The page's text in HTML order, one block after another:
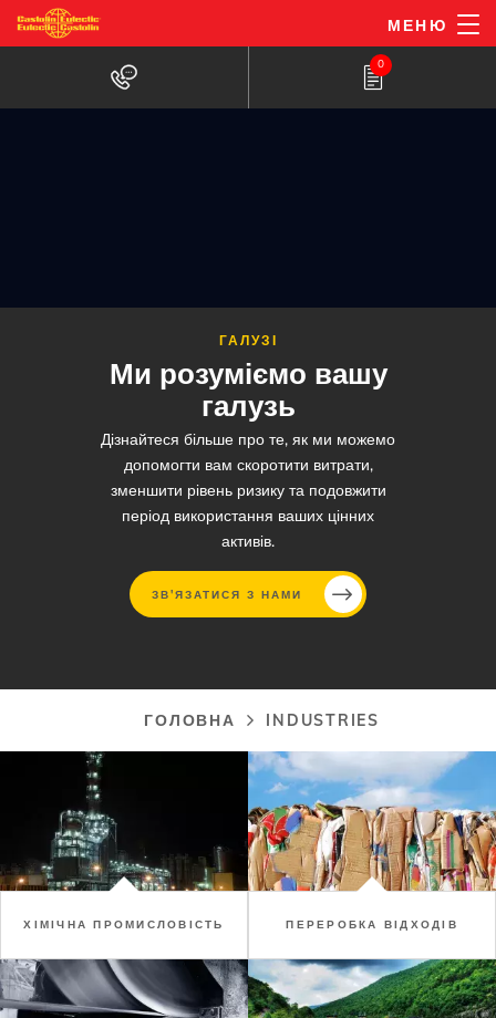
Перейти
до
вмісту
МЕНЮ
0
ГАЛУЗІ
Ми розуміємо вашу
галузь
Дізнайтеся більше про те, як ми можемо
допомогти вам скоротити витрати,
зменшити рівень ризику та подовжити
період використання ваших цінних
активів.
ЗВ'ЯЗАТИСЯ З НАМИ
основного
Рядок
навіґації
ГОЛОВНА INDUSTRIES
ХІМІЧНА ПРОМИСЛОВІСТЬ ПЕРЕРОБКА ВІДХОДІВ